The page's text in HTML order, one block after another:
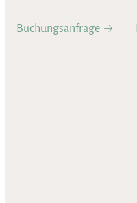
Buchungsanfrage